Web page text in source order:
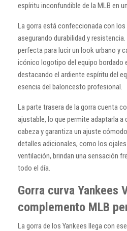
espíritu inconfundible de la MLB en
La gorra está confeccionada con
asegurando durabilidad y
perfecta para lucir un look urbano y
icónico logotipo del equipo bordado
destacando el ardiente espíritu del
esencia del baloncesto profesional.
La parte trasera de la gorra cuenta
ajustable, lo que permite adaptarla
cabeza y garantiza un ajuste
detalles adicionales, como los
ventilación, brindan una sensación
todo el día.
Gorra curva Yankees
complemento MLB
La gorra de los Yankees llega con